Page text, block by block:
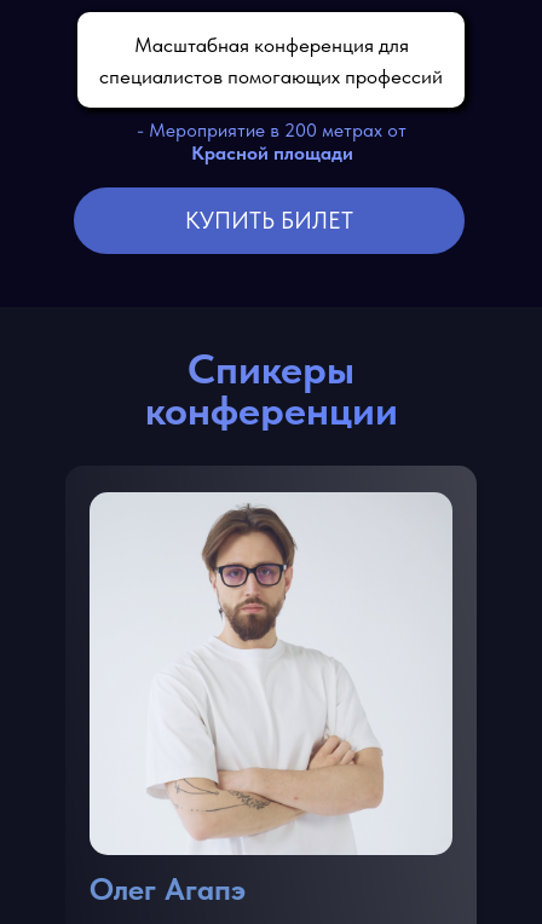
- Мероприятие в 200 метрах от
Красной площади
Масштабная конференция для
специалистов помогающих профессий
КУПИТЬ БИЛЕТ
Спикеры
конференции
КОНФЕРЕНЦИИ
Олег Агапэ